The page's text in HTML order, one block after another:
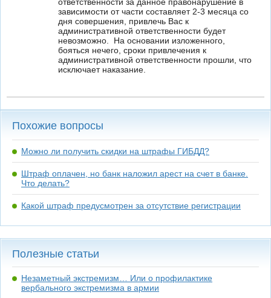
зависимости от части составляет 2-3 месяца со
дня совершения, привлечь Вас к
административной ответственности будет
невозможно. На основании изложенного,
бояться нечего, сроки привлечения к
административной ответственности прошли, что
исключает наказание.
Похожие вопросы
Можно ли получить скидки на штрафы ГИБДД?
Штраф оплачен, но банк наложил арест на счет в банке.
Что делать?
Какой штраф предусмотрен за отсутствие регистрации
Полезные статьи
Незаметный экстремизм… Или о профилактике
вербального экстремизма в армии